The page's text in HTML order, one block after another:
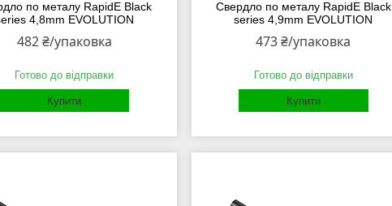
по металу RapidE Black
4,8mm EVOLUTION
482 ₴/упаковка
Готово до відправки
Купити
Свердло по металу RapidE Black
series 4,9mm EVOLUTION
473 ₴/упаковка
Готово до відправки
Купити